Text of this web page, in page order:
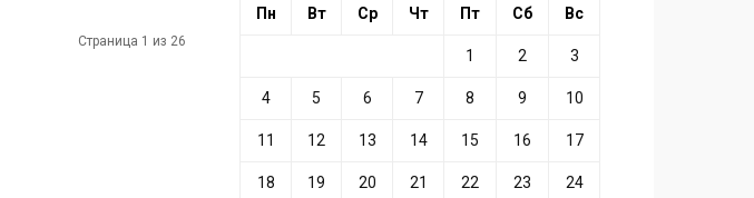
Страница 1 из 26
Пн Вт Ср Чт Пт Сб Вс
1 2 3
4 5 6 7 8 9 10
11 12 13 14 15 16 17
18 19 20 21 22 23 24